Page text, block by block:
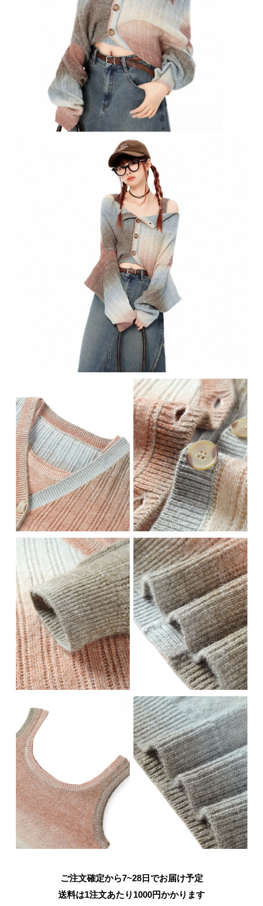
ご注文確定から7~28日でお届け予定
送料は1注文あたり 1000円かかります